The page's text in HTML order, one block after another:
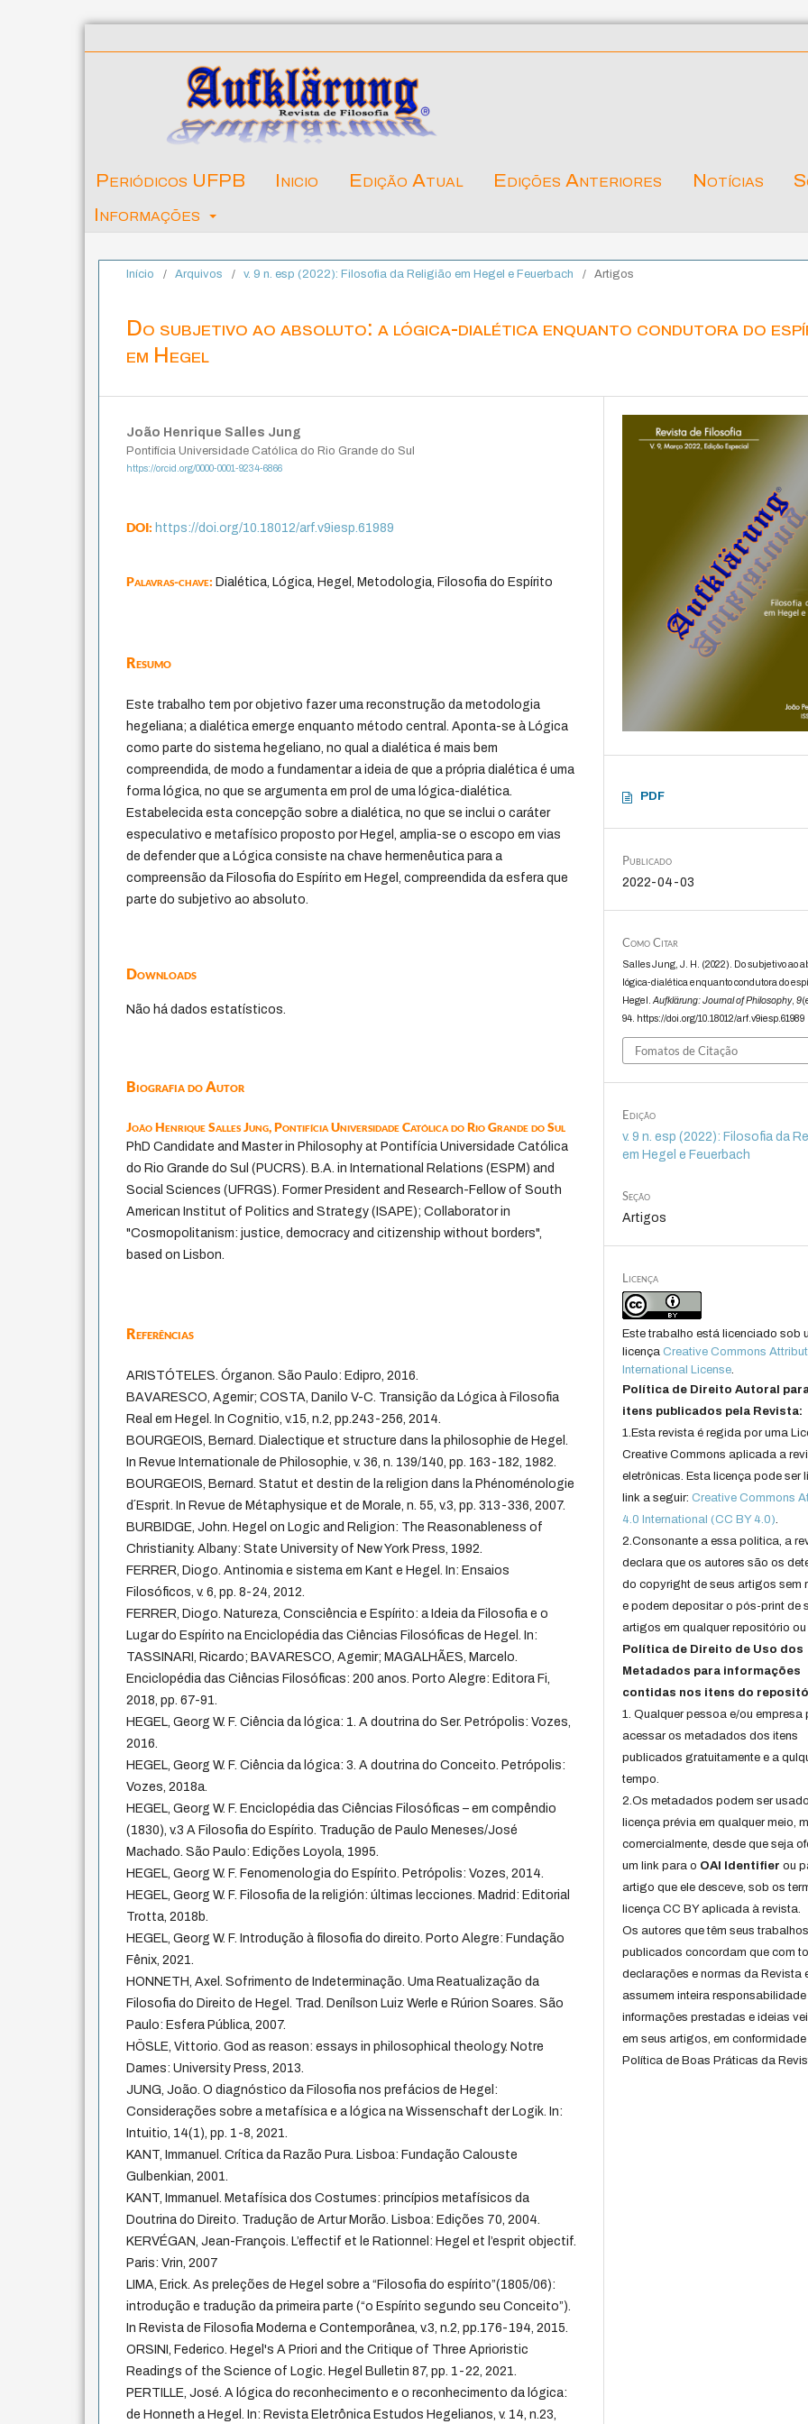
Periódicos UFPB Inicio Edição Atual Edições Anteriores Notícias
Informações
Início / Arquivos / v. 9 n. esp (2022): Filosofia da Religião em Hegel e Feuerbach / Artigos
Do subjetivo ao absoluto: a lógica-dialética enquanto condutora do
em Hegel
João Henrique Salles Jung
Pontifícia Universidade Católica do Rio Grande do Sul
https://orcid.org/0000-0001-9234-6866
DOI:https://doi.org/10.18012/arf.v9iesp.61989
Palavras-chave:Dialética, Lógica, Hegel, Metodologia, Filosofia do Espírito
Resumo
Este trabalho tem por objetivo fazer uma reconstrução da metodologia
hegeliana; a dialética emerge enquanto método central. Aponta-se à Lógica
como parte do sistema hegeliano, no qual a dialética é mais bem
compreendida, de modo a fundamentar a ideia de que a própria dialética é uma
forma lógica, no que se argumenta em prol de uma lógica-dialética.
Estabelecida esta concepção sobre a dialética, no que se inclui o caráter
especulativo e metafísico proposto por Hegel, amplia-se o escopo em vias
de defender que a Lógica consiste na chave hermenêutica para a
compreensão da Filosofia do Espírito em Hegel, compreendida da esfera que
parte do subjetivo ao absoluto.
Downloads
Não há dados estatísticos.
Biografia do Autor
João Henrique Salles Jung,Pontifícia Universidade Católica do Rio Grande do Sul
PhD Candidate and Master in Philosophy at Pontifícia Universidade Católica
do Rio Grande do Sul (PUCRS). B.A. in International Relations (ESPM) and
Social Sciences (UFRGS). Former President and Research-Fellow of South
American Institut of Politics and Strategy (ISAPE); Collaborator in
"Cosmopolitanism: justice, democracy and citizenship without borders",
based on Lisbon.
Referências
ARISTÓTELES. Órganon. São Paulo: Edipro, 2016.
BAVARESCO, Agemir; COSTA, Danilo V-C. Transição da Lógica à Filosofia
Real em Hegel. In Cognitio, v.15, n.2, pp.243-256, 2014.
BOURGEOIS, Bernard. Dialectique et structure dans la philosophie de Hegel.
In Revue Internationale de Philosophie, v. 36, n. 139/140, pp. 163-182, 1982.
BOURGEOIS, Bernard. Statut et destin de la religion dans la Phénoménologie
d´Esprit. In Revue de Métaphysique et de Morale, n. 55, v.3, pp. 313-336, 2007.
BURBIDGE, John. Hegel on Logic and Religion: The Reasonableness of
Christianity. Albany: State University of New York Press, 1992.
FERRER, Diogo. Antinomia e sistema em Kant e Hegel. In: Ensaios
Filosóficos, v. 6, pp. 8-24, 2012.
FERRER, Diogo. Natureza, Consciência e Espírito: a Ideia da Filosofia e o
Lugar do Espírito na Enciclopédia das Ciências Filosóficas de Hegel. In:
TASSINARI, Ricardo; BAVARESCO, Agemir; MAGALHÃES, Marcelo.
Enciclopédia das Ciências Filosóficas: 200 anos. Porto Alegre: Editora Fi,
2018, pp. 67-91.
HEGEL, Georg W. F. Ciência da lógica: 1. A doutrina do Ser. Petrópolis: Vozes,
2016.
HEGEL, Georg W. F. Ciência da lógica: 3. A doutrina do Conceito. Petrópolis:
Vozes, 2018a.
HEGEL, Georg W. F. Enciclopédia das Ciências Filosóficas – em compêndio
(1830), v.3 A Filosofia do Espírito. Tradução de Paulo Meneses/José
Machado. São Paulo: Edições Loyola, 1995.
HEGEL, Georg W. F. Fenomenologia do Espírito. Petrópolis: Vozes, 2014.
HEGEL, Georg W. F. Filosofia de la religión: últimas lecciones. Madrid: Editorial
Trotta, 2018b.
HEGEL, Georg W. F. Introdução à filosofia do direito. Porto Alegre: Fundação
Fênix, 2021.
HONNETH, Axel. Sofrimento de Indeterminação. Uma Reatualização da
Filosofia do Direito de Hegel. Trad. Denílson Luiz Werle e Rúrion Soares. São
Paulo: Esfera Pública, 2007.
HÖSLE, Vittorio. God as reason: essays in philosophical theology. Notre
Dames: University Press, 2013.
JUNG, João. O diagnóstico da Filosofia nos prefácios de Hegel:
Considerações sobre a metafísica e a lógica na Wissenschaft der Logik. In:
Intuitio, 14(1), pp. 1-8, 2021.
KANT, Immanuel. Crítica da Razão Pura. Lisboa: Fundação Calouste
Gulbenkian, 2001.
KANT, Immanuel. Metafísica dos Costumes: princípios metafísicos da
Doutrina do Direito. Tradução de Artur Morão. Lisboa: Edições 70, 2004.
KERVÉGAN, Jean-François. L’effectif et le Rationnel: Hegel et l’esprit objectif.
Paris: Vrin, 2007
LIMA, Erick. As preleções de Hegel sobre a “Filosofia do espírito”(1805/06):
introdução e tradução da primeira parte (“o Espírito segundo seu Conceito”).
In Revista de Filosofia Moderna e Contemporânea, v.3, n.2, pp.176-194, 2015.
ORSINI, Federico. Hegel's A Priori and the Critique of Three Aprioristic
Readings of the Science of Logic. Hegel Bulletin 87, pp. 1-22, 2021.
PERTILLE, José. A lógica do reconhecimento e o reconhecimento da lógica:
de Honneth a Hegel. In: Revista Eletrônica Estudos Hegelianos, v. 14, n.23,
PDF
Publicado
2022-04-03
Como Citar
Salles Jung, J. H. (2022). Do subjetivo ao
lógica-dialética enquanto condutora do
Hegel.Aufklärung: Journal of Philosophy,9
94. https://doi.org/10.18012/arf.v9iesp.61989
Fomatos de Citação
Edição
v. 9 n. esp (2022): Filosofia da
em Hegel e Feuerbach
Seção
Artigos
Licença
Este trabalho está licenciado sob
licençaCreative Commons
International License.
Política de Direito Autoral
itens publicados pela Revista:
1.Esta revista é regida por uma
Creative Commons aplicada a
eletrônicas. Esta licença pode ser
link a seguir:Creative Commons
4.0 International (CC BY 4.0).
2.Consonante a essa politica, a
declara que os autores são os
do copyright de seus artigos sem
e podem depositar o pós-print de
artigos em qualquer repositório ou
Política de Direito de Uso dos
Metadados para informações
contidas nos itens do
1. Qualquer pessoa e/ou empresa
acessar os metadados dos itens
publicados gratuitamente e a
tempo.
2.Os metadados podem ser
licença prévia em qualquer meio,
comercialmente, desde que seja
um link para o OAI Identifier ou
artigo que ele desceve, sob os
licença CC BY aplicada à revista.
Os autores que têm seus trabalhos
publicados concordam que com
declarações e normas da Revista
assumem inteira responsabilidade
informações prestadas e ideias
em seus artigos, em
Política de Boas Práticas da